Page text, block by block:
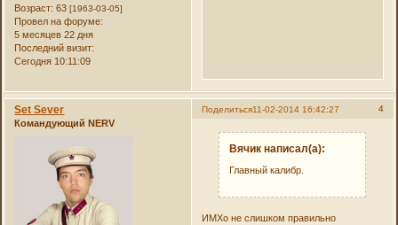
Возраст: 63[1963-03-05]
Провел на форуме:
5 месяцев 22 дня
Последний визит:
Сегодня 10:11:09
Поделиться 4
11-02-2014 16:42:27
Set Sever
Командующий NERV
Вячик написал(а):
Главный калибр.
ИМХо не слишком правильно